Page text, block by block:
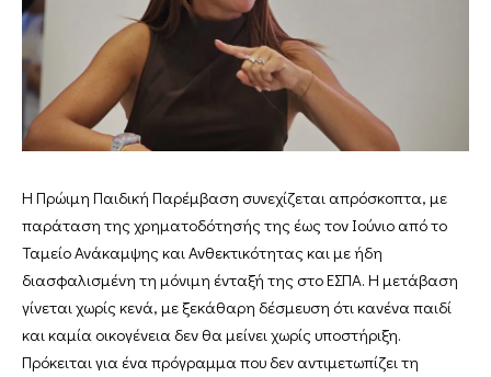
Η Πρώιμη Παιδική Παρέμβαση συνεχίζεται απρόσκοπτα, με
παράταση της χρηματοδότησής της έως τον Ιούνιο από το
Ταμείο Ανάκαμψης και Ανθεκτικότητας και με ήδη
διασφαλισμένη τη μόνιμη ένταξή της στο ΕΣΠΑ. Η μετάβαση
γίνεται χωρίς κενά, με ξεκάθαρη δέσμευση ότι κανένα παιδί
και καμία οικογένεια δεν θα μείνει χωρίς υποστήριξη.
Πρόκειται για ένα πρόγραμμα που δεν αντιμετωπίζει τη